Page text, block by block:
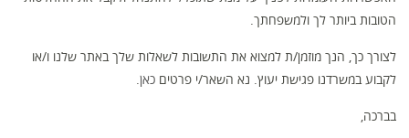
הטובות ביותר לך ולמשפחתך.
לצורך כך, הנך מוזמן/ת למצוא את התשובות לשאלות שלך באתר שלנו ו/או
לקבוע במשרדנו פגישת יעוץ. נא השאר/י פרטים כאן.
בברכה,